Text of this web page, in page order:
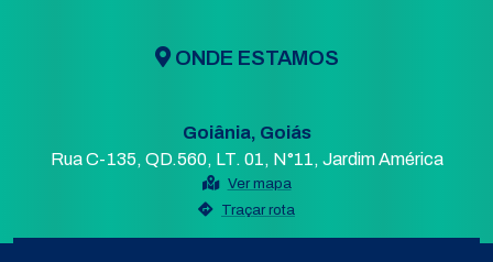
ONDE ESTAMOS
Goiânia, Goiás
Rua C-135, QD.560, LT. 01, N°11, Jardim América
Ver mapa
Traçar rota